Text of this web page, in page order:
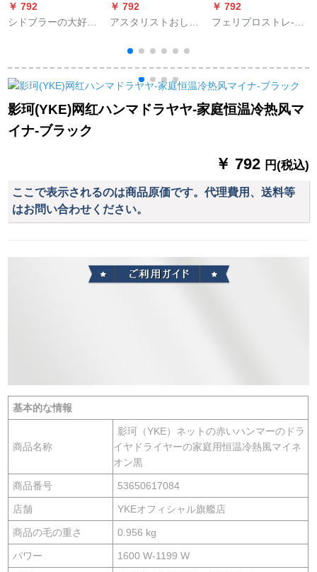
￥ 792
シドブラーの大好き
マイナナール寒い学
生寮ドラワイル工場
直売普通版2000 Wネ
ルセト
￥ 792
アスタリストおしま
力は、実际に2000 W
のドライヤの多段阶
の大风速乾型プロモ
￥ 792
フェリプロストレ-ト
影珂(YKE)网红ハンマドラヤヤ-家庭恒温冷热风マ
イナ-ブラック
￥ 792 円(税込)
ここで表示されるのは商品原価です。代理費用、送料等
はお問い合わせください。
基本的な情報
商品名称
影珂（YKE）ネットの赤いハンマーのドラ
イヤドライヤーの家庭用恒温冷熱風マイネ
オン黒
商品番号 53650617084
店舗 YKEオフィシャル旗艦店
商品の毛の重さ 0.956 kg
パワー 1600 W-1199 W